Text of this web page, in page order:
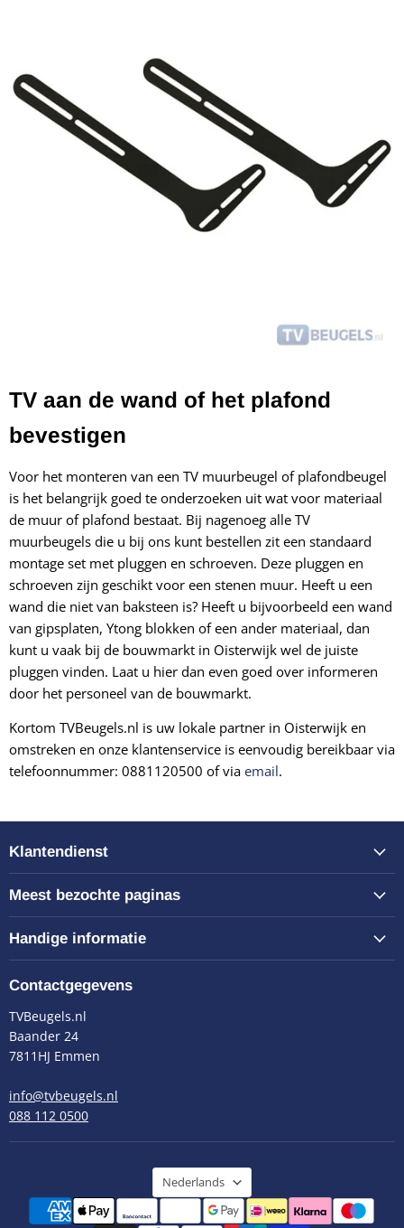
TV aan de wand of het plafond
bevestigen
Voor het monteren van een TV muurbeugel of plafondbeugel
is het belangrijk goed te onderzoeken uit wat voor materiaal
de muur of plafond bestaat. Bij nagenoeg alle TV
muurbeugels die u bij ons kunt bestellen zit een standaard
montage set met pluggen en schroeven. Deze pluggen en
schroeven zijn geschikt voor een stenen muur. Heeft u een
wand die niet van baksteen is? Heeft u bijvoorbeeld een wand
van gipsplaten, Ytong blokken of een ander materiaal, dan
kunt u vaak bij de bouwmarkt in Oisterwijk wel de juiste
pluggen vinden. Laat u hier dan even goed over informeren
door het personeel van de bouwmarkt.
Kortom TVBeugels.nl is uw lokale partner in Oisterwijk en
omstreken en onze klantenservice is eenvoudig bereikbaar via
telefoonnummer: 0881120500 of via email.
Klantendienst
Meest bezochte paginas
Handige informatie
Contactgegevens
TVBeugels.nl
Baander 24
7811HJ Emmen
info@tvbeugels.nl
088 112 0500
Taal
Nederlands